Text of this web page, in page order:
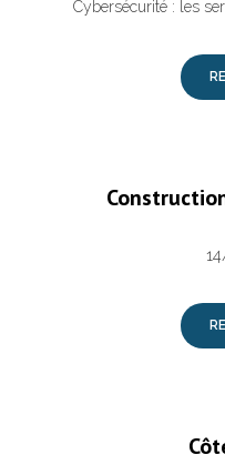
Cybersécurité : les